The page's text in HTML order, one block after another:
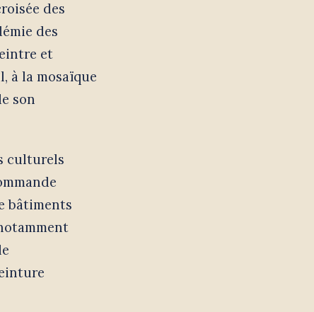
des
des
et
à la mosaïque
son
culturels
bâtiments